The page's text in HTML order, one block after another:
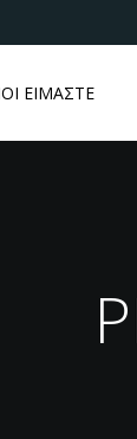
ΕΙΜΑΣΤΕ